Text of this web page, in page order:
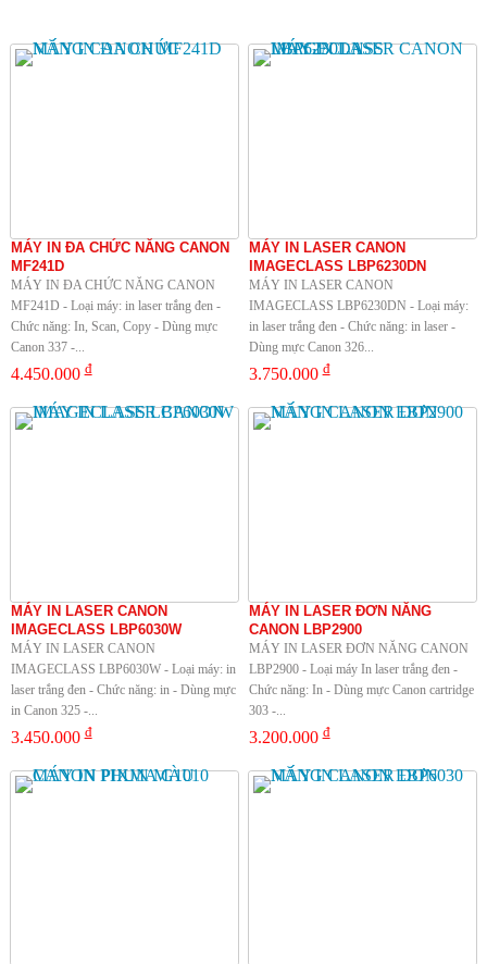
MÁY IN ĐA CHỨC NĂNG CANON
MF241D
MÁY IN ĐA CHỨC NĂNG CANON
MF241D - Loại máy: in laser trắng đen -
Chức năng: In, Scan, Copy - Dùng mực
Canon 337 -...
4.450.000đ
MÁY IN LASER CANON
IMAGECLASS LBP6230DN
MÁY IN LASER CANON
IMAGECLASS LBP6230DN - Loại máy:
in laser trắng đen - Chức năng: in laser -
Dùng mực Canon 326...
3.750.000đ
MÁY IN LASER CANON
IMAGECLASS LBP6030W
MÁY IN LASER CANON
IMAGECLASS LBP6030W - Loại máy: in
laser trắng đen - Chức năng: in - Dùng mực
in Canon 325 -...
3.450.000đ
MÁY IN LASER ĐƠN NĂNG
CANON LBP2900
MÁY IN LASER ĐƠN NĂNG CANON
LBP2900 - Loại máy In laser trắng đen -
Chức năng: In - Dùng mực Canon cartridge
303 -...
3.200.000đ